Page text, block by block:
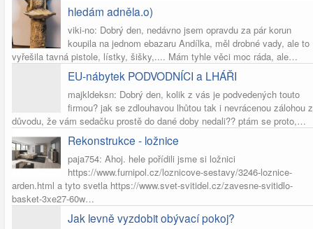
hledám adněla.o)
viki-no: Dobrý den, nedávno jsem opravdu za pár korun
koupila na jednom ebazaru Andílka, měl drobné vady, ale to
vyřešila tavná pistole, lístky, šišky,.... Mám tyhle věci moc ráda, ale…
EU-nábytek PODVODNÍCI a LHÁŘI
majkldeksn: Dobrý den, kolik z vás je podvedených touto
firmou? jak se zdlouhavou lhůtou tak i nevrácenou zálohou z
důvodu, že vám sedačku prostě do dané doby nedali?? ptám se proto,…
Rekonstrukce - ložnice
paja754: Ahoj. hele pořídili jsme si ložnici
https://www.furnipol.cz/loznicove-sestavy/3246-loznice-
arden.html a tyto svetla https://www.svet-svitidel.cz/zavesne-svitidlo-
basket-3xe27-60w…
Jak levně vyzdobit obývací pokoj?